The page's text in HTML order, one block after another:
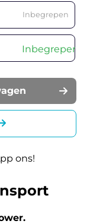
Inbegrepen
Inbegrepen
ons!